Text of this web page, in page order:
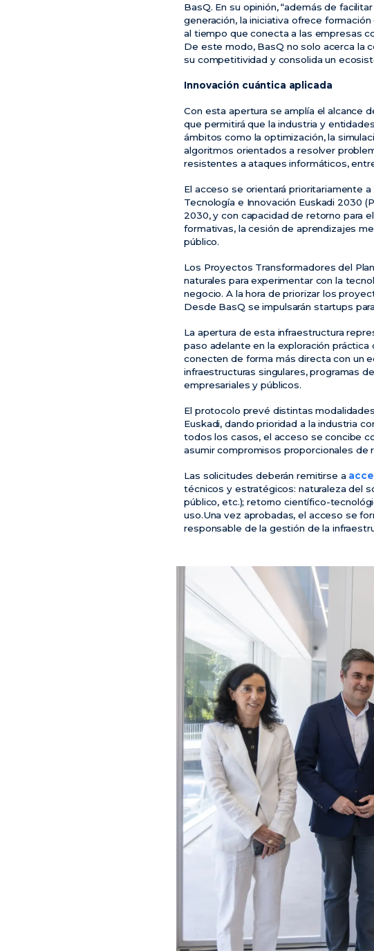
BasQ. En su opinión, “además de
generación, la iniciativa ofrece
al tiempo que conecta a las empresas
De este modo, BasQ no solo acerca la
su competitividad y consolida un
Innovación cuántica aplicada
Con esta apertura se amplía el alcance
que permitirá que la industria y
ámbitos como la optimización, la
algoritmos orientados a resolver
resistentes a ataques informáticos,
El acceso se orientará prioritariamente
Tecnología e Innovación Euskadi 2030
2030, y con capacidad de retorno para
formativas, la cesión de aprendizajes
público.
Los Proyectos Transformadores del
naturales para experimentar con la
negocio. A la hora de priorizar los
Desde BasQ se impulsarán startups
La apertura de esta infraestructura
paso adelante en la exploración
conecten de forma más directa con un
infraestructuras singulares, programas
empresariales y públicos.
El protocolo prevé distintas
Euskadi, dando prioridad a la industria
todos los casos, el acceso se concibe
asumir compromisos proporcionales de
Las solicitudes deberán remitirse a
técnicos y estratégicos: naturaleza del
público, etc.); retorno científico-
uso.Una vez aprobadas, el acceso se
responsable de la gestión de la